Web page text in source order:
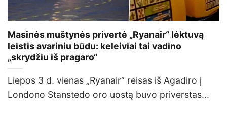
Masinės muštynės privertė „Ryanair“ lėktuvą
leistis avariniu būdu: keleiviai tai vadino
„skrydžiu iš pragaro“
Liepos 3 d. vienas „Ryanair“ reisas iš Agadiro į
Londono Stanstedo oro uostą buvo priverstas...